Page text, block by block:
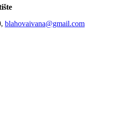
blahovaivana@gmail.com